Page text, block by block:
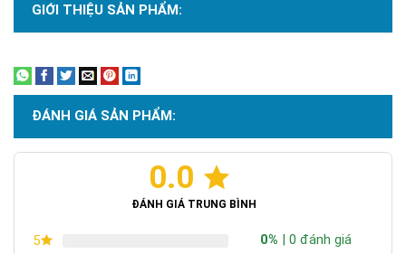
GIỚI THIỆU SẢN PHẨM:Xem thêm
ĐÁNH GIÁ SẢN PHẨM:
0.0
ĐÁNH GIÁ TRUNG BÌNH
5 0% | 0 đánh giá